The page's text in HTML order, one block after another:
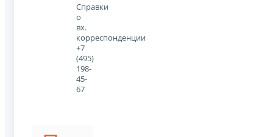
Справки
о
вх.
корреспонденции
+7
(495)
198-
45-
67